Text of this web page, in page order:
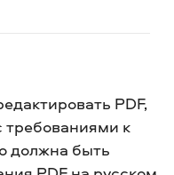
PDF,
требованиями к
должна быть